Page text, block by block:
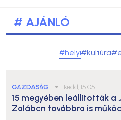
# AJÁNLÓ
#helyi#kultúra
GAZDASÁG ● kedd, 15:05
15 megyében leállították a
Zalában továbbra is